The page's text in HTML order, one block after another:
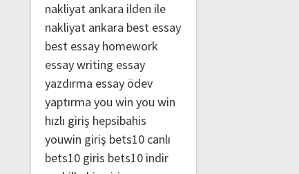
nakliyat ankara ilden ile
nakliyat ankara best essay
best essay homework
essay writing essay
yazdırma essay ödev
yaptırma you win you win
hızlı giriş hepsibahis
youwin giriş bets10 canlı
bets10 giris bets10 indir